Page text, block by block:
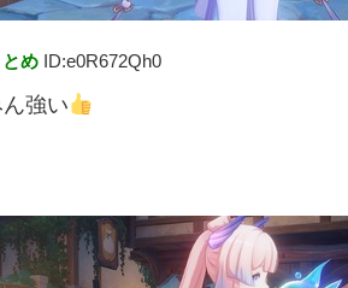
め ID:e0R672Qh0
強い